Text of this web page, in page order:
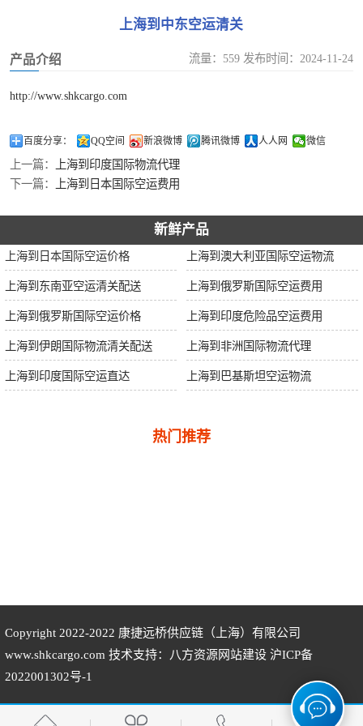
上海到中东空运清关
产品介绍 流量：559 发布时间：2024-11-24
http://www.shkcargo.com
百度分享： QQ空间 新浪微博 腾讯微博 人人网 微信
上一篇：
上海到印度国际物流代理
下一篇：
上海到日本国际空运费用
新鲜产品
上海到日本国际空运价格 上海到澳大利亚国际空运物流
上海到东南亚空运清关配送 上海到俄罗斯国际空运费用
上海到俄罗斯国际空运价格 上海到印度危险品空运费用
上海到伊朗国际物流清关配送 上海到非洲国际物流代理
上海到印度国际空运直达 上海到巴基斯坦空运物流
热门推荐
Copyright 2022-2022 康捷远桥供应链（上海）有限公司
www.shkcargo.com 技术支持：八方资源 网站建设 沪ICP备
2022001302号-1
伊朗空运
美国空运
欧洲空运
中东空运
非洲空运
南美空运